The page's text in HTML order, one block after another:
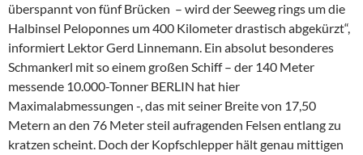
überspannt von fünf Brücken – wird der Seeweg rings um die
Halbinsel Peloponnes um 400 Kilometer drastisch abgekürzt“,
informiert Lektor Gerd Linnemann. Ein absolut besonderes
Schmankerl mit so einem großen Schiff – der 140 Meter
messende 10.000-Tonner BERLIN hat hier
Maximalabmessungen -, das mit seiner Breite von 17,50
Metern an den 76 Meter steil aufragenden Felsen entlang zu
kratzen scheint. Doch der Kopfschlepper hält genau mittigen